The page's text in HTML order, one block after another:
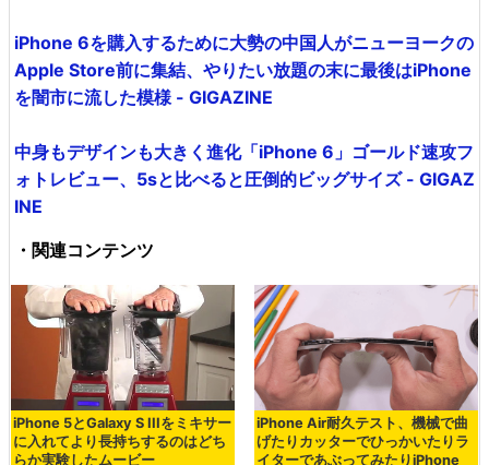
iPhone 6を購入するために大勢の中国人がニューヨークの
Apple Store前に集結、やりたい放題の末に最後はiPhone
を闇市に流した模様 - GIGAZINE
中身もデザインも大きく進化「iPhone 6」ゴールド速攻フ
ォトレビュー、5sと比べると圧倒的ビッグサイズ - GIGAZ
INE
・関連コンテンツ
iPhone 5とGalaxy S IIIをミキサー
に入れてより長持ちするのはどち
らか実験したムービー
iPhone Air耐久テスト、機械で曲
げたりカッターでひっかいたりラ
イターであぶってみたりiPhone